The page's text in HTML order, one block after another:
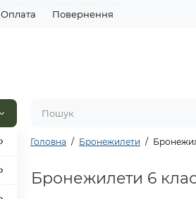
Оплата Повернення
Головна Бронежилети
Бронежилети 6